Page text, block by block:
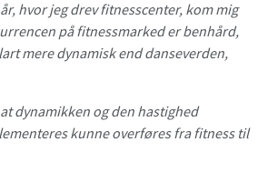
hvor jeg drev fitnesscenter, kom mig
på fitnessmarked er benhård,
mere dynamisk end danseverden,
dynamikken og den hastighed
kunne overføres fra fitness til